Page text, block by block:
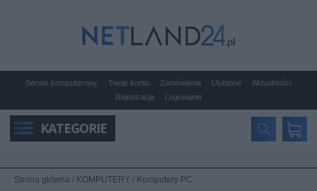
Serwis komputerowy Twoje konto Zamówienia Ulubione
Aktualności
Rejestracja
Logowanie
KATEGORIE
Strona główna / KOMPUTERY / Komputery PC